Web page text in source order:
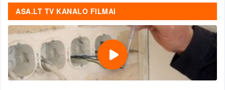
ASA.LT TV KANALO FILMAI